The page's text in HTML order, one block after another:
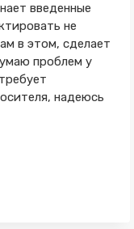
введенные
не
в этом, сделает
проблем у
надеюсь